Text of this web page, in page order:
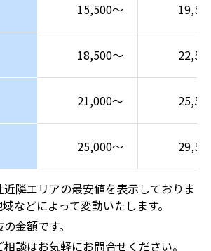
15,500～
18,500～
21,000～
25,000～
隣エリアの最安値を表示しておりま
などによって変動いたします。
金額です。
談はお気軽にお問合せください。